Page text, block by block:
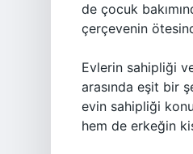
de çocuk
çerçevenin
Evlerin sahipliği
arasında eşit bir
evin sahipliği
hem de erkeğin